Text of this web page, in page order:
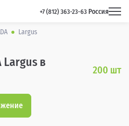
+7 (812) 363-23-63 Россия
Largus
Largus в
200 шт